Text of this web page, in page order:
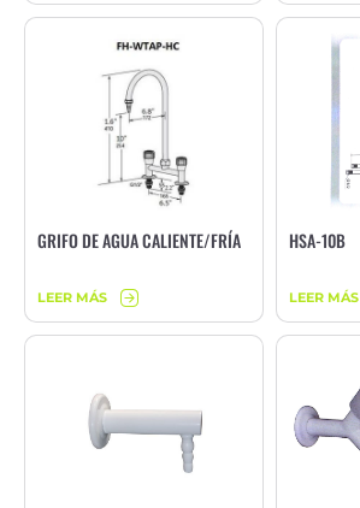
GRIFO DE AGUA CALIENTE/FRÍA
LEER MÁS
HSA-10B
LEER MÁS